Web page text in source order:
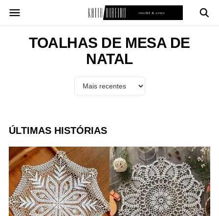
para
conteúdoTOALHAS DE MESA DE
NATAL
ÚLTIMAS HISTÓRIAS